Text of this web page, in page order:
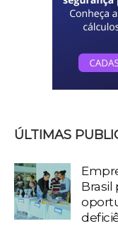
ÚLTIMAS
Brasil